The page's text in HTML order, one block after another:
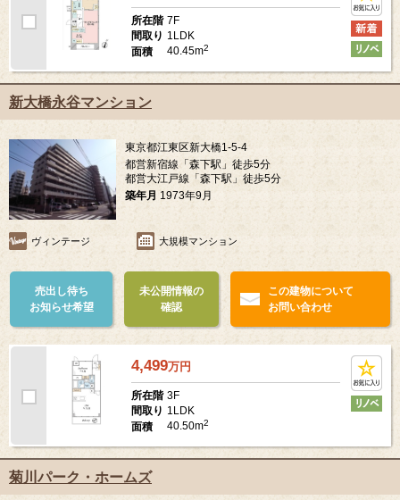
所在階 7F
間取り 1LDK
面積
40.45m2
新大橋永谷マンション
東京都江東区新大橋1-5-4
都営新宿線「森下駅」徒歩5分
都営大江戸線「森下駅」徒歩5分
築年月 1973年9月
ヴィンテージ 大規模マンション
売出し待ち
お知らせ希望
未公開情報の
確認
この建物について
お問い合わせ
4,499万円
所在階 3F
間取り 1LDK
面積
40.50m2
菊川パーク・ホームズ